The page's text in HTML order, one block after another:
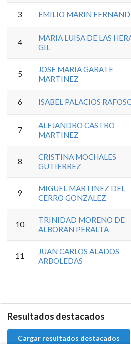
3 EMILIO MARIN
4
MARIA LUISA DE LAS
GIL
5
JOSE MARIA GARATE
MARTINEZ
6 ISABEL PALACIOS
7
ALEJANDRO CASTRO
MARTINEZ
8
CRISTINA MOCHALES
GUTIERREZ
9
MIGUEL MARTINEZ DEL
CERRO GONZALEZ
10
TRINIDAD MORENO DE
ALBORAN PERALTA
11
JUAN CARLOS ALADOS
ARBOLEDAS
Resultados destacados
Cargar resultados destacados